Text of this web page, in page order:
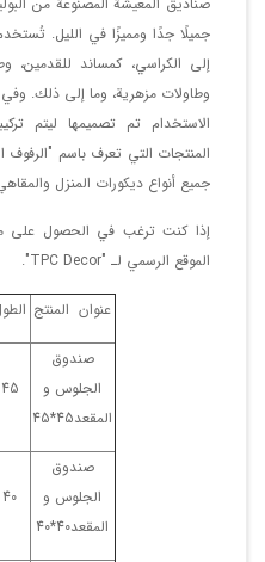
جميلًا جدًا ومميزًا في الليل.
إلى الكراسي، كمساند للقدمين،
وطاولات مزهرية، وما إلى ذلك.
الاستخدام تم تصميمها ليتم
المنتجات التي تعرف باسم "الرفوف
جميع أنواع ديكورات المنزل
إذا كنت ترغب في الحصول على
الموقع الرسمي لـ "TPC Decor".
عنوان المنتج
صندوق
الجلوس و
المقعد45*45
45
صندوق
الجلوس و
المقعد40*40
40